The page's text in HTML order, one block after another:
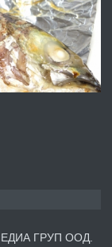
преди 1 година
ГРУП ООД.